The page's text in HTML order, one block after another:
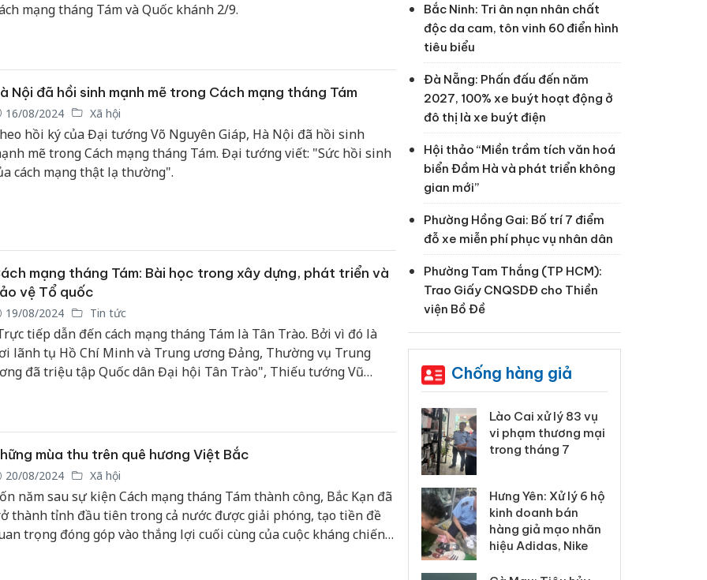
mạng tháng Tám và Quốc khánh 2/9.
Nội đã hồi sinh mạnh mẽ trong Cách mạng tháng Tám
16/08/2024 Xã hội
hồi ký của Đại tướng Võ Nguyên Giáp, Hà Nội đã hồi sinh
mẽ trong Cách mạng tháng Tám. Đại tướng viết: "Sức hồi sinh
cách mạng thật lạ thường".
mạng tháng Tám: Bài học trong xây dựng, phát triển và
vệ Tổ quốc
19/08/2024 Tin tức
tiếp dẫn đến cách mạng tháng Tám là Tân Trào. Bởi vì đó là
lãnh tụ Hồ Chí Minh và Trung ương Đảng, Thường vụ Trung
đã triệu tập Quốc dân Đại hội Tân Trào", Thiếu tướng Vũ
mùa thu trên quê hương Việt Bắc
20/08/2024 Xã hội
năm sau sự kiện Cách mạng tháng Tám thành công, Bắc Kạn đã
thành tỉnh đầu tiên trong cả nước được giải phóng, tạo tiền đề
trọng đóng góp vào thắng lợi cuối cùng của cuộc kháng chiến
Bắc Ninh: Tri ân nạn nhân chất
độc da cam, tôn vinh 60 điển hình
tiêu biểu
Đà Nẵng: Phấn đấu đến năm
2027, 100% xe buýt hoạt động ở
đô thị là xe buýt điện
Hội thảo “Miền trầm tích văn hoá
biển Đầm Hà và phát triển không
gian mới”
Phường Hồng Gai: Bố trí 7 điểm
đỗ xe miễn phí phục vụ nhân dân
Phường Tam Thắng (TP HCM):
Trao Giấy CNQSDĐ cho Thiền
viện Bồ Đề
Chống hàng giả
tìm bị hại trong vụ
Thanh Hóa: Tìm bị
hại trong vụ án
buôn bán bình sữa
Lào Cai xử lý 83 vụ
vi phạm thương mại
trong tháng 7
Hưng Yên: Xử lý 6 hộ
kinh doanh bán
hàng giả mạo nhãn
hiệu Adidas, Nike